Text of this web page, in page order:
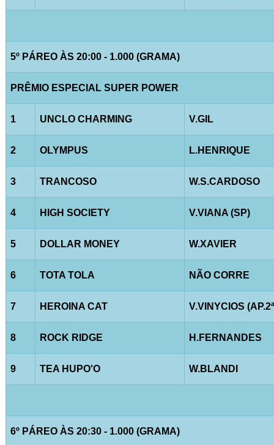
5º PÁREO ÀS 20:00 - 1.000 (GRAMA)
PRÊMIO ESPECIAL SUPER POWER
1 UNCLO CHARMING V.GIL
2 OLYMPUS L.HENRIQUE
3 TRANCOSO W.S.CARDOSO
4 HIGH SOCIETY V.VIANA (SP)
5 DOLLAR MONEY W.XAVIER
6 TOTA TOLA NÃO CORRE
7 HEROINA CAT V.VINYCIOS
8 ROCK RIDGE H.FERNANDES
9 TEA HUPO'O W.BLANDI
6º PÁREO ÀS 20:30 - 1.000 (GRAMA)